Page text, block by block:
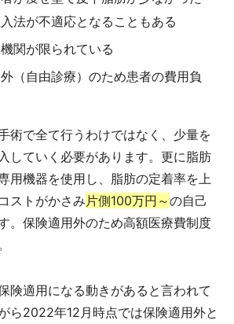
法が不適応となることもある
関が限られている
（自由診療）のため患者の費用負
術で全て行うわけではなく、少量を
していく必要があります。更に脂肪
用機器を使用し、脂肪の定着率を上
ストがかさみ片側100万円～の自己
。保険適用外のため高額医療費制度
険適用になる動きがあると言われて
ら2022年12月時点では保険適用外と